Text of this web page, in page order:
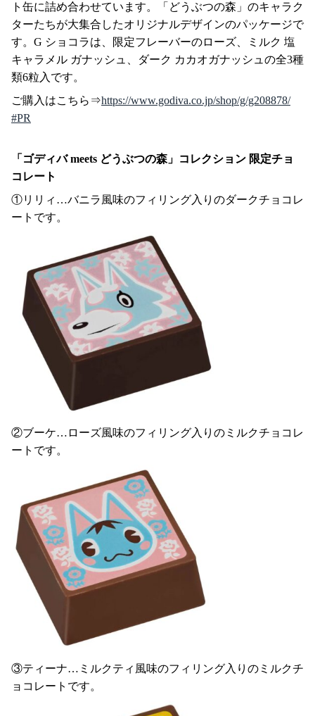
ト缶に詰め合わせています。「どうぶつの森」のキャラク
ターたちが大集合したオリジナルデザインのパッケージで
す。G ショコラは、限定フレーバーのローズ、ミルク 塩
キャラメル ガナッシュ、ダーク カカオガナッシュの全3種
類6粒入です。
ご購入はこちら⇒https://www.godiva.co.jp/shop/g/g208878/
#PR
「ゴディバ meets どうぶつの森」コレクション 限定チョ
コレート
①リリィ…バニラ風味のフィリング入りのダークチョコレ
ートです。
②ブーケ…ローズ風味のフィリング入りのミルクチョコレ
ートです。
③ティーナ…ミルクティ風味のフィリング入りのミルクチ
ョコレートです。